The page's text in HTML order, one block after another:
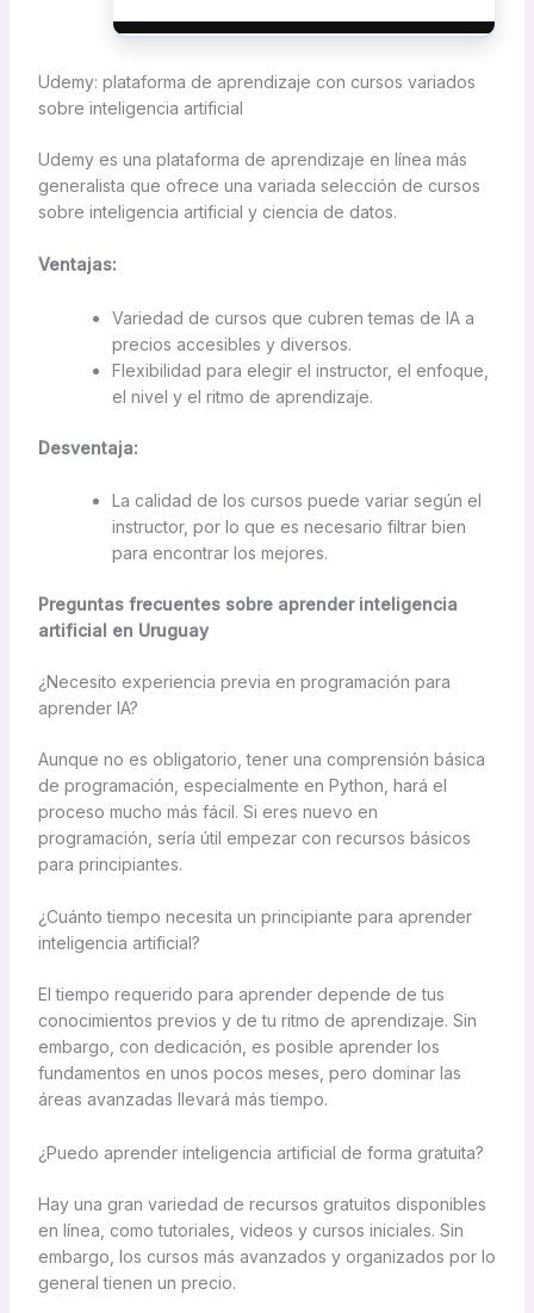
Udemy: plataforma de aprendizaje con cursos variados
sobre inteligencia artificial
Udemy es una plataforma de aprendizaje en línea más
generalista que ofrece una variada selección de cursos
sobre inteligencia artificial y ciencia de datos.
Ventajas:
Variedad de cursos que cubren temas de IA a
precios accesibles y diversos.
Flexibilidad para elegir el instructor, el enfoque,
el nivel y el ritmo de aprendizaje.
Desventaja:
La calidad de los cursos puede variar según el
instructor, por lo que es necesario filtrar bien
para encontrar los mejores.
Preguntas frecuentes sobre aprender inteligencia
artificial en Uruguay
¿Necesito experiencia previa en programación para
aprender IA?
Aunque no es obligatorio, tener una comprensión básica
de programación, especialmente en Python, hará el
proceso mucho más fácil. Si eres nuevo en
programación, sería útil empezar con recursos básicos
para principiantes.
¿Cuánto tiempo necesita un principiante para aprender
inteligencia artificial?
El tiempo requerido para aprender depende de tus
conocimientos previos y de tu ritmo de aprendizaje. Sin
embargo, con dedicación, es posible aprender los
fundamentos en unos pocos meses, pero dominar las
áreas avanzadas llevará más tiempo.
¿Puedo aprender inteligencia artificial de forma gratuita?
Hay una gran variedad de recursos gratuitos disponibles
en línea, como tutoriales, videos y cursos iniciales. Sin
embargo, los cursos más avanzados y organizados por lo
general tienen un precio.